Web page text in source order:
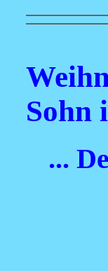
Sohn
...